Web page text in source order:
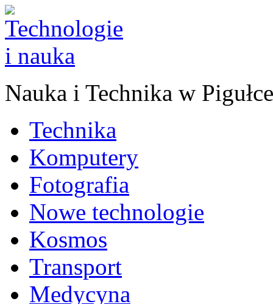
Nauka i Technika w Pigułce
Technika
Komputery
Fotografia
Nowe technologie
Kosmos
Transport
Medycyna